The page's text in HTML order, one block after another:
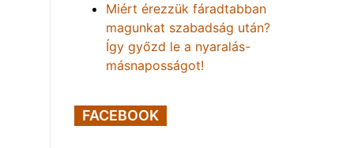
Miért érezzük fáradtabban
magunkat szabadság után?
Így győzd le a nyaralás-
másnaposságot!
FACEBOOK